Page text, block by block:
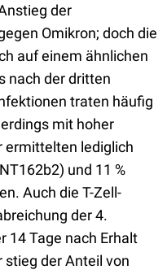
der
Omikron; doch die
auf einem ähnlichen
nach der dritten
traten häufig
mit hoher
ermittelten lediglich
und 11 %
Auch die T-Zell-
der 4.
14 Tage nach Erhalt
der Anteil von